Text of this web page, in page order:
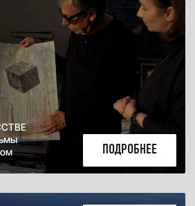
Москва, Ходынская улица 2
3 сентября
5 сентября